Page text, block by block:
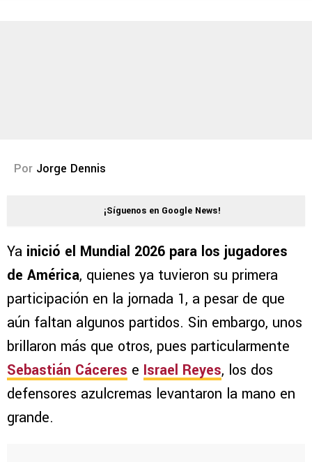
Por Jorge Dennis
¡Síguenos en Google News!
Ya inició el Mundial 2026 para los jugadores
de América, quienes ya tuvieron su primera
participación en la jornada 1, a pesar de que
aún faltan algunos partidos. Sin embargo, unos
brillaron más que otros, pues particularmente
Sebastián Cáceres e Israel Reyes, los dos
defensores azulcremas levantaron la mano en
grande.